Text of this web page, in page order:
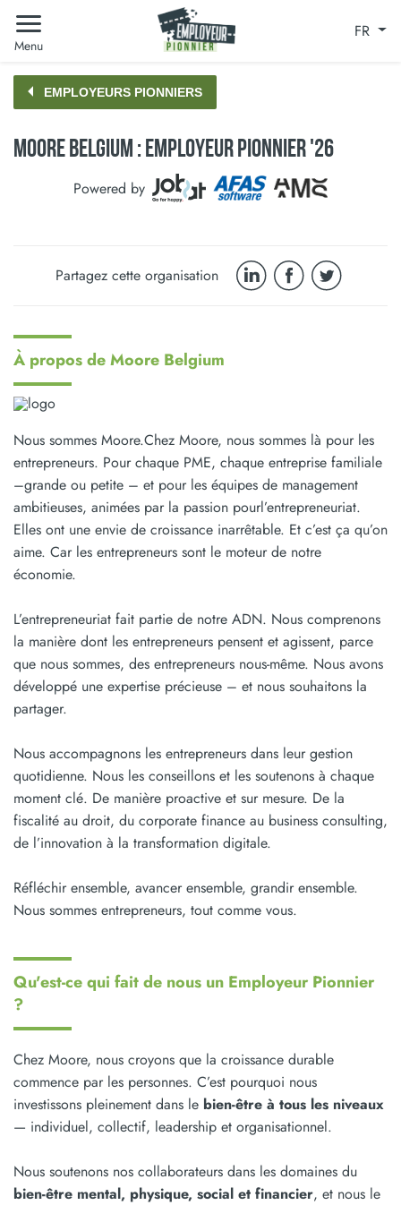
Menu
FR
EMPLOYEURS PIONNIERS
Moore Belgium : Employeur Pionnier '26
Powered by
Partagez cette organisation
À propos de Moore Belgium
Nous sommes Moore.Chez Moore, nous sommes là pour les
entrepreneurs. Pour chaque PME, chaque entreprise familiale
–grande ou petite – et pour les équipes de management
ambitieuses, animées par la passion pourl’entrepreneuriat.
Elles ont une envie de croissance inarrêtable. Et c’est ça qu’on
aime. Car les entrepreneurs sont le moteur de notre
économie.
L’entrepreneuriat fait partie de notre ADN. Nous comprenons
la manière dont les entrepreneurs pensent et agissent, parce
que nous sommes, des entrepreneurs nous-même. Nous avons
développé une expertise précieuse – et nous souhaitons la
partager.
Nous accompagnons les entrepreneurs dans leur gestion
quotidienne. Nous les conseillons et les soutenons à chaque
moment clé. De manière proactive et sur mesure. De la
fiscalité au droit, du corporate finance au business consulting,
de l’innovation à la transformation digitale.
Réfléchir ensemble, avancer ensemble, grandir ensemble.
Nous sommes entrepreneurs, tout comme vous.
Qu'est-ce qui fait de nous un Employeur Pionnier
?
Chez Moore, nous croyons que la croissance durable
commence par les personnes. C’est pourquoi nous
investissons pleinement dans le bien-être à tous les niveaux
— individuel, collectif, leadership et organisationnel.
Nous soutenons nos collaborateurs dans les domaines du
bien-être mental, physique, social et financier, et nous le